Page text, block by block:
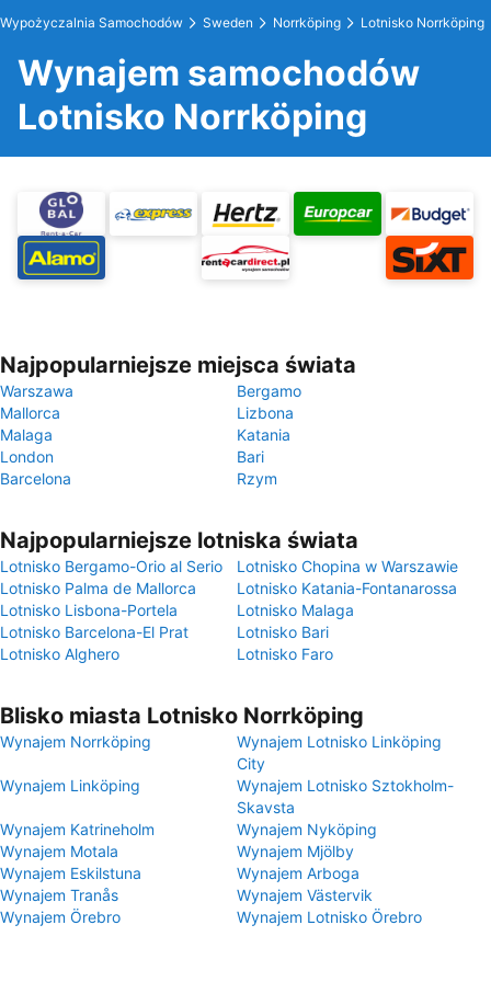
Wypożyczalnia Samochodów Sweden Norrköping Lotnisko Norrköping
Wynajem samochodów
Lotnisko Norrköping
Najpopularniejsze miejsca świata
Warszawa
Bergamo
Mallorca
Lizbona
Malaga
Katania
London
Bari
Barcelona
Rzym
Najpopularniejsze lotniska świata
Lotnisko Bergamo-Orio al Serio
Lotnisko Chopina w Warszawie
Lotnisko Palma de Mallorca
Lotnisko Katania-Fontanarossa
Lotnisko Lisbona-Portela
Lotnisko Malaga
Lotnisko Barcelona-El Prat
Lotnisko Bari
Lotnisko Alghero
Lotnisko Faro
Blisko miasta Lotnisko Norrköping
Wynajem Norrköping
Wynajem Lotnisko Linköping
City
Wynajem Linköping
Wynajem Lotnisko Sztokholm-
Skavsta
Wynajem Katrineholm
Wynajem Nyköping
Wynajem Motala
Wynajem Mjölby
Wynajem Eskilstuna
Wynajem Arboga
Wynajem Tranås
Wynajem Västervik
Wynajem Örebro
Wynajem Lotnisko Örebro